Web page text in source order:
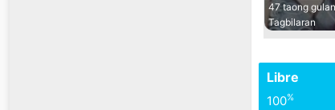
47 taong
Tagbilaran
Libre
100%